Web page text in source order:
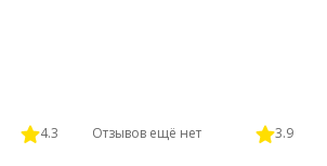
4.3 Отзывов ещё нет 3.9